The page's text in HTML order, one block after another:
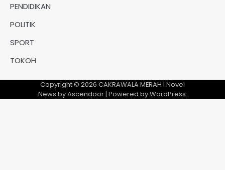
PENDIDIKAN
POLITIK
SPORT
TOKOH
Copyright © 2026 CAKRAWALA MERAH | Novel
News byAscendoor| Powered byWordPress.